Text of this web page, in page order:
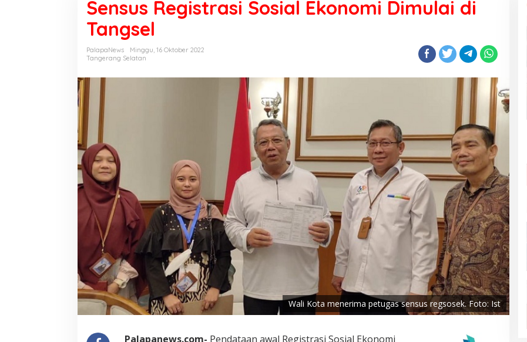
Sensus Registrasi Sosial Ekonomi Dimulai di
Tangsel
PalapaNews
Minggu, 16 Oktober 2022
Tangerang Selatan
Wali Kota menerima petugas sensus regsosek. Foto: Ist
Palapanews.com- Pendataan awal Registrasi Sosial Ekonomi